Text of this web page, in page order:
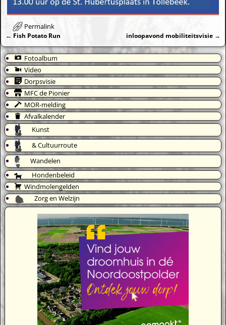
Permalink
Bericht navigatie
← Fish Potato Run inloopavond mobiliteitsvisie →
Fotoalbum
Video
Dorpsvisie
MFC de Pionier
MOR-melding
Afvalkalender
Kunst
& Cultuurroute
Wandelen
Hondenbeleid
Windmolengelden
Zorg en Welzijn